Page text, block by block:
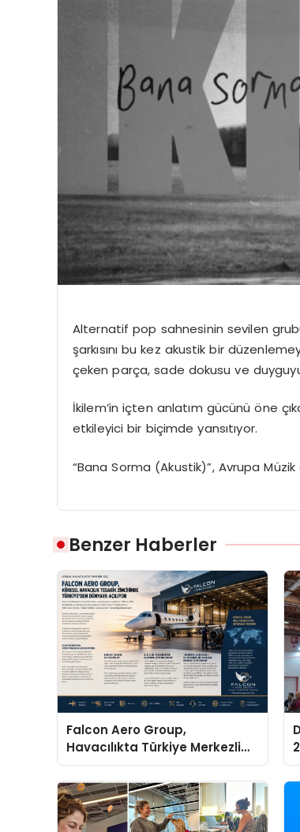
Alternatif pop sahnesinin sevilen
şarkısını bu kez akustik bir
çeken parça, sade dokusu ve
İkilem’in içten anlatım gücünü öne
etkileyici bir biçimde yansıtıyor.
“Bana Sorma (Akustik)”, Avrupa
Benzer Haberler
Falcon Aero Group,
Havacılıkta Türkiye Merkezli
Küresel Çözüm Ortağı Olma
Yolunda İlerliyor